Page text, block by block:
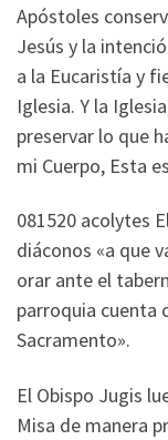
Apóstoles
Jesús y la
a la Eucaristía y
Iglesia. Y la
preservar lo que
mi Cuerpo, Esta
081520 acolytes
diáconos «a que
orar ante el
parroquia cuenta
Sacramento».
El Obispo Jugis
Misa de manera